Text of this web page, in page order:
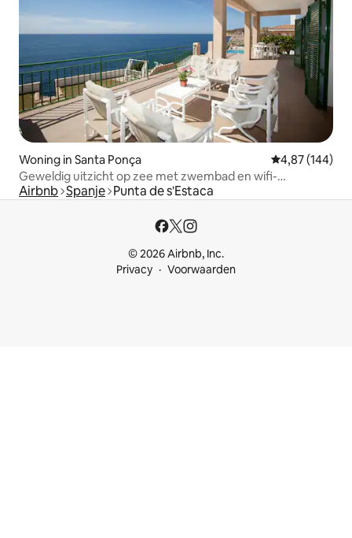
Woning in Santa Ponça Gemiddelde
4,87 (144)
Geweldig uitzicht op zee met zwembad en wifi-
verbinding
Airbnb Spanje Punta de s'Estaca
© 2026 Airbnb, Inc.
Privacy
Voorwaarden